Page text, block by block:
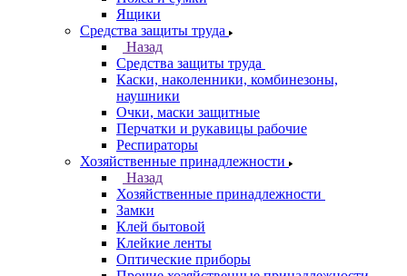
Ящики
Средства защиты труда
Назад
Средства защиты труда
Каски, наколенники, комбинезоны,
наушники
Очки, маски защитные
Перчатки и рукавицы рабочие
Респираторы
Хозяйственные принадлежности
Назад
Хозяйственные принадлежности
Замки
Клей бытовой
Клейкие ленты
Оптические приборы